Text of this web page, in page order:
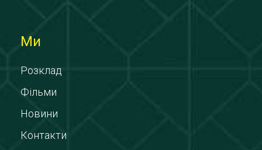
Ми
Розклад
Фільми
Новини
Контакти